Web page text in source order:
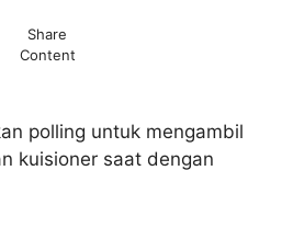
Share
Content
polling untuk mengambil
kuisioner saat dengan